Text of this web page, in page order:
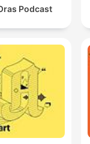
Podcast